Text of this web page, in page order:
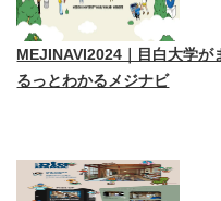
MEJINAVI2024｜目白大学が
るっとわかるメジナビ